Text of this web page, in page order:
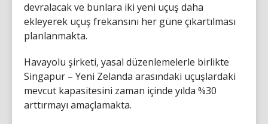
devralacak ve bunlara iki yeni uçuş daha
ekleyerek uçuş frekansını her güne çıkartılması
planlanmakta.
Havayolu şirketi, yasal düzenlemelerle birlikte
Singapur – Yeni Zelanda arasındaki uçuşlardaki
mevcut kapasitesini zaman içinde yılda %30
arttırmayı amaçlamakta.